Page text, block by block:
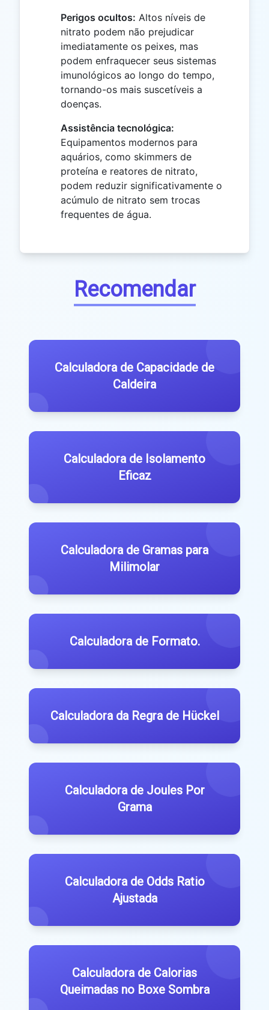
Perigos ocultos: Altos níveis de
nitrato podem não prejudicar
imediatamente os peixes, mas
podem enfraquecer seus sistemas
imunológicos ao longo do tempo,
tornando-os mais suscetíveis a
doenças.
Assistência tecnológica:
Equipamentos modernos para
aquários, como skimmers de
proteína e reatores de nitrato,
podem reduzir significativamente o
acúmulo de nitrato sem trocas
frequentes de água.
Recomendar
Calculadora de Capacidade de
Caldeira
Calculadora de Isolamento
Eficaz
Calculadora de Gramas para
Milimolar
Calculadora de Formato.
Calculadora da Regra de Hückel
Calculadora de Joules Por
Grama
Calculadora de Odds Ratio
Ajustada
Calculadora de Calorias
Queimadas no Boxe Sombra